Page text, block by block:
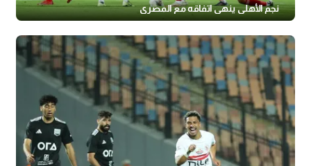
نجم الأهلي ينهي اتفاقه مع المصري